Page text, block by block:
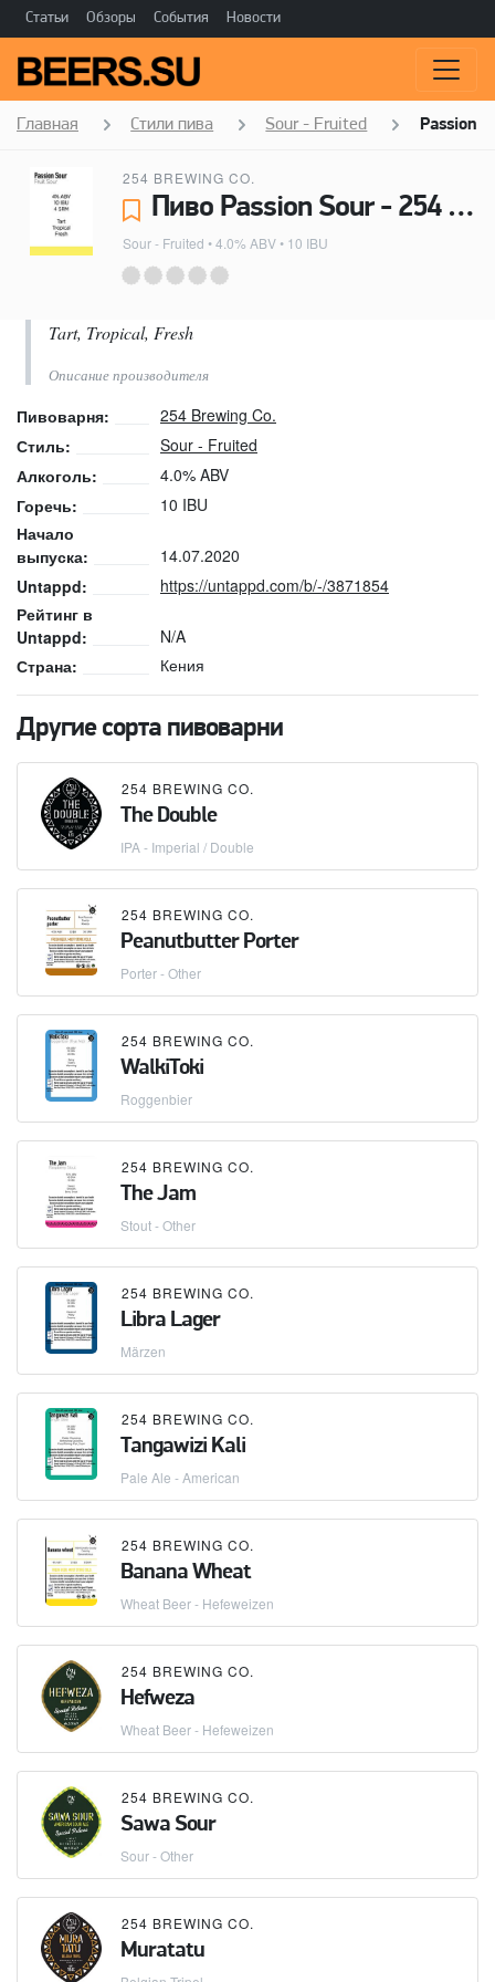
Статьи Обзоры События Новости
Главная Стили пива Sour - Fruited Passion
254 BREWING CO.
Пиво Passion Sour - 254 Brewing Co.
Sour - Fruited • 4.0% ABV • 10 IBU
Tart, Tropical, Fresh
Описание производителя
Пивоварня:
254 Brewing Co.
Стиль:
Sour - Fruited
Алкоголь:
4.0% ABV
Горечь:
10 IBU
Начало
выпуска:
14.07.2020
Untappd:
https://untappd.com/b/-/3871854
Рейтинг в
Untappd:
N/A
Страна:
Кения
Другие сорта пивоварни
254 BREWING CO.
The Double
IPA - Imperial / Double
254 BREWING CO.
Peanutbutter Porter
Porter - Other
254 BREWING CO.
WalkiToki
Roggenbier
254 BREWING CO.
The Jam
Stout - Other
254 BREWING CO.
Libra Lager
Märzen
254 BREWING CO.
Tangawizi Kali
Pale Ale - American
254 BREWING CO.
Banana Wheat
Wheat Beer - Hefeweizen
254 BREWING CO.
Hefweza
Wheat Beer - Hefeweizen
254 BREWING CO.
Sawa Sour
Sour - Other
254 BREWING CO.
Muratatu